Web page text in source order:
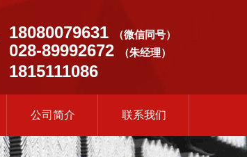
18080079631 （微信同号）
028-89992672 （朱经理）
1815111086
公司简介 联系我们